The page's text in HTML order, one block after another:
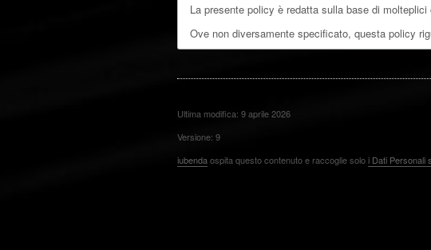
La presente policy è redatta sulla base di
Ove non diversamente specificato, questa policy
Ultima modifica: 9 aprile 2026
Versione: 9
iubendaospita questo contenuto e raccoglie soloi Dati Personali